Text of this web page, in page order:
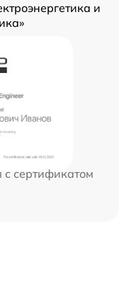
и
сертификатом